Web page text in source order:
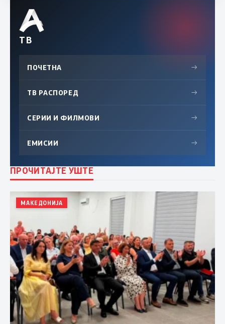
ТВ
ПОЧЕТНА →
ТВ РАСПОРЕД →
СЕРИИ И ФИЛМОВИ →
ЕМИСИИ →
ПРОЧИТАЈТЕ УШТЕ
МАКЕДОНИЈА